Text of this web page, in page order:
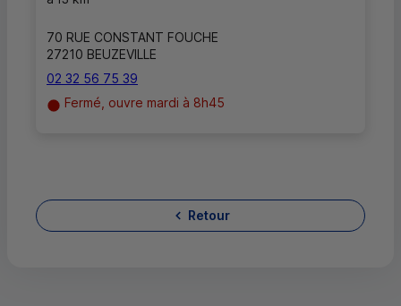
70 RUE CONSTANT FOUCHE
27210 BEUZEVILLE
02 32 56 75 39
Fermé, ouvre mardi à 8h45
Retour